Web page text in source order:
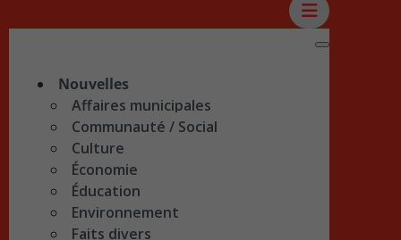
Nouvelles
Affaires municipales
Communauté / Social
Culture
Économie
Éducation
Environnement
Faits divers